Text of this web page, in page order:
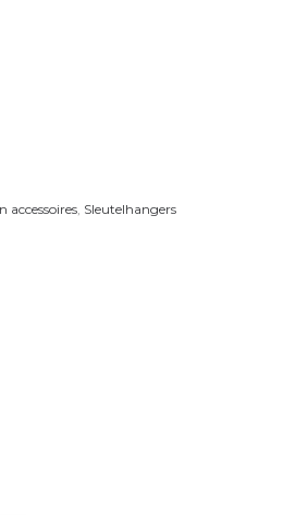
accessoires, Sleutelhangers